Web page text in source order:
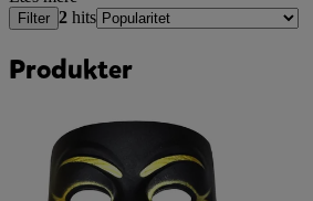
Filter 2 hits
Produkter